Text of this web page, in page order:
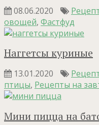
08.06.2020
овощей, Фастфуд
Наггетсы куриные
13.01.2020
птицы, Рецепты на
Мини пицца на